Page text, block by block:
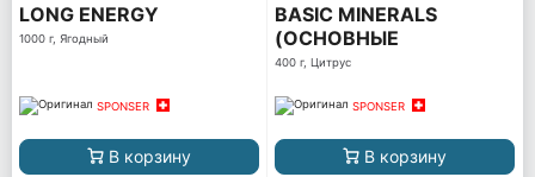
LONG ENERGY
1000 г, Ягодный
SPONSER
В корзину
BASIC MINERALS
(ОСНОВНЫЕ
МИНЕРАЛЫ)
400 г, Цитрус
SPONSER
В корзину